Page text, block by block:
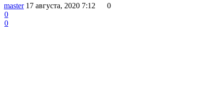
master 17 августа, 2020 7:12
0
0
0